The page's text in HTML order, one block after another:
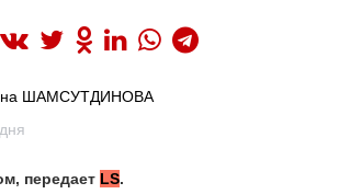
ШАМСУТДИНОВА
передает LS.